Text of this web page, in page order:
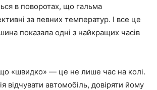
в поворотах, що гальма
за певних температур. І все це
показала одні з найкращих часів
що «швидко» — це не лише час на колі.
відчувати автомобіль, довіряти йому